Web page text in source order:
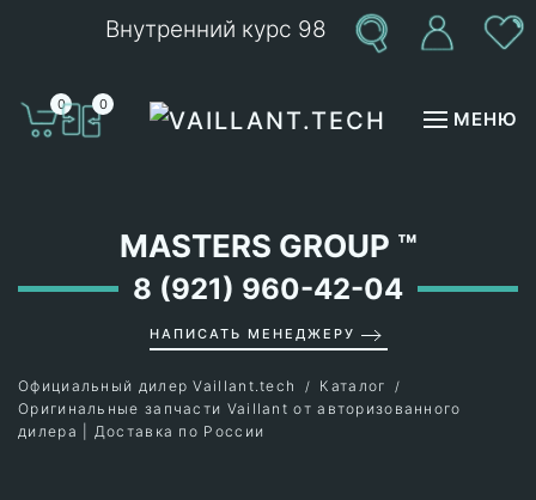
Внутренний курс 98
0 0
МЕНЮ
MASTERS GROUP ™
8 (921) 960-42-04
НАПИСАТЬ МЕНЕДЖЕРУ
Официальный дилер Vaillant.tech
Каталог
Оригинальные запчасти Vaillant от авторизованного
дилера | Доставка по России